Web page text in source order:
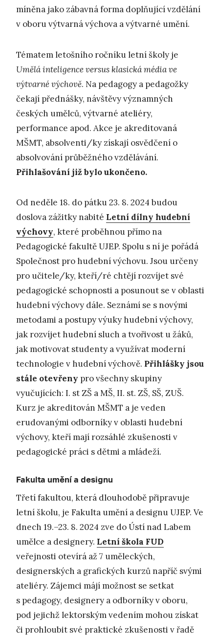
míněna jako zábavná forma doplňující vzdělání
v oboru výtvarná výchova a výtvarné umění.
Tématem letošního ročníku letní školy je
Umělá inteligence versus klasická média ve
výtvarné výchově. Na pedagogy a pedagožky
čekají přednášky, návštěvy významných
českých umělců, výtvarné ateliéry,
performance apod. Akce je akreditovaná
MŠMT, absolventi/ky získají osvědčení o
absolvování průběžného vzdělávání.
Přihlašování již bylo ukončeno.
Od neděle 18. do pátku 23. 8. 2024 budou
doslova zážitky nabité Letní dílny hudební
výchovy, které proběhnou přímo na
Pedagogické fakultě UJEP. Spolu s ní je pořádá
Společnost pro hudební výchovu. Jsou určeny
pro učitele/ky, kteří/ré chtějí rozvíjet své
pedagogické schopnosti a posunout se v oblasti
hudební výchovy dále. Seznámí se s novými
metodami a postupy výuky hudební výchovy,
jak rozvíjet hudební sluch a tvořivost u žáků,
jak motivovat studenty a využívat moderní
technologie v hudební výchově. Přihlášky jsou
stále otevřeny pro všechny skupiny
vyučujících: I. st ZŠ a MŠ, II. st. ZŠ, SŠ, ZUŠ.
Kurz je akreditován MŠMT a je veden
erudovanými odborníky v oblasti hudební
výchovy, kteří mají rozsáhlé zkušenosti v
pedagogické práci s dětmi a mládeží.
Fakulta umění a designu
Třetí fakultou, která dlouhodobě připravuje
letní školu, je Fakulta umění a designu UJEP. Ve
dnech 19.–23. 8. 2024 zve do Ústí nad Labem
umělce a designery. Letní škola FUD
veřejnosti otevírá až 7 uměleckých,
designerských a grafických kurzů napříč svými
ateliéry. Zájemci májí možnost se setkat
s pedagogy, designery a odborníky v oboru,
pod jejichž lektorským vedením mohou získat
či prohloubit své praktické zkušenosti v řadě